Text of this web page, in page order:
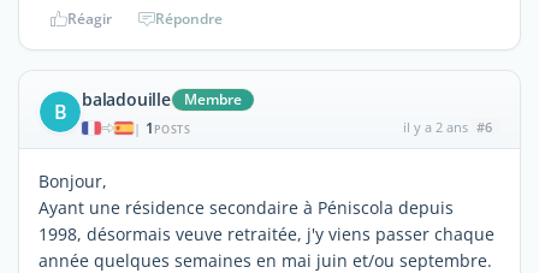
Réagir Répondre
B baladouille Membre
| 1 POSTS il y a 2 ans #6
Bonjour,
Ayant une résidence secondaire à Péniscola depuis
1998, désormais veuve retraitée, j'y viens passer chaque
année quelques semaines en mai juin et/ou septembre.